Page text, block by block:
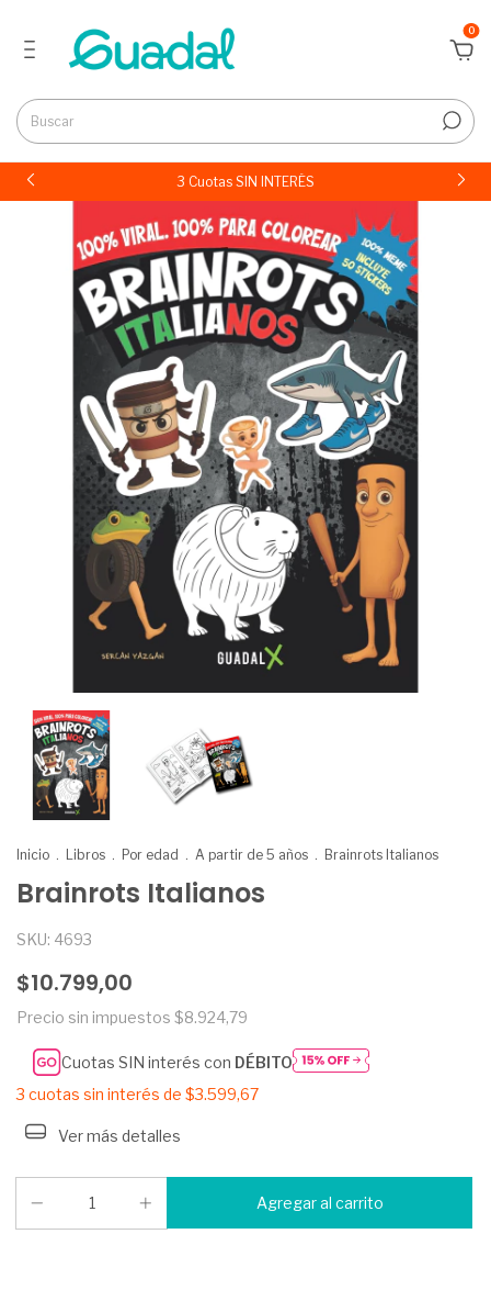
0
3 Cuotas SIN INTERÉS
Inicio . Libros . Por edad . A partir de 5 años . Brainrots Italianos
Brainrots Italianos
SKU: 4693
$10.799,00
Precio sin impuestos $8.924,79
Cuotas SIN interés con DÉBITO
3 cuotas sin interés de $3.599,67
Ver más detalles